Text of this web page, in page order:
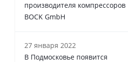
производителя компрессоров
BOCK GmbH
27 января 2022
В Подмосковье появится